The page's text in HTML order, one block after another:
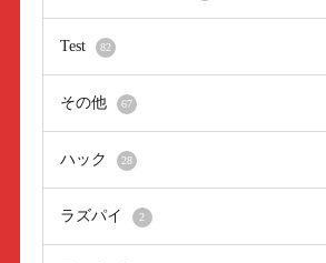
Test 82
その他 67
ハック 28
ラズパイ 2